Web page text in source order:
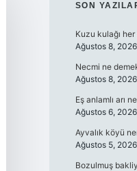
SON
Kuzu kulağı
Ağustos 8, 2026
Necmi ne
Ağustos 8, 2026
Eş anlamlı arı
Ağustos 6, 2026
Ayvalık köyü
Ağustos 5, 2026
Bozulmuş